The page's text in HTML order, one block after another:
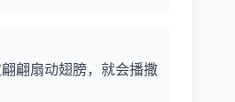
翩扇动翅膀，就会播撒